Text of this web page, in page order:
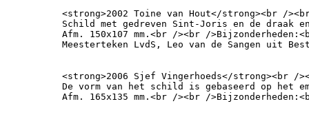
<strong>2002 Toine van Hout</strong><br /
Schild met gedreven Sint-Joris en de draak
Afm. 150x107 mm.<br /><br /
Meesterteken LvdS, Leo van de Sangen uit
<strong>2006 Sjef Vingerhoeds</
De vorm van het schild is gebaseerd op het
Afm. 165x135 mm.<br /><br /